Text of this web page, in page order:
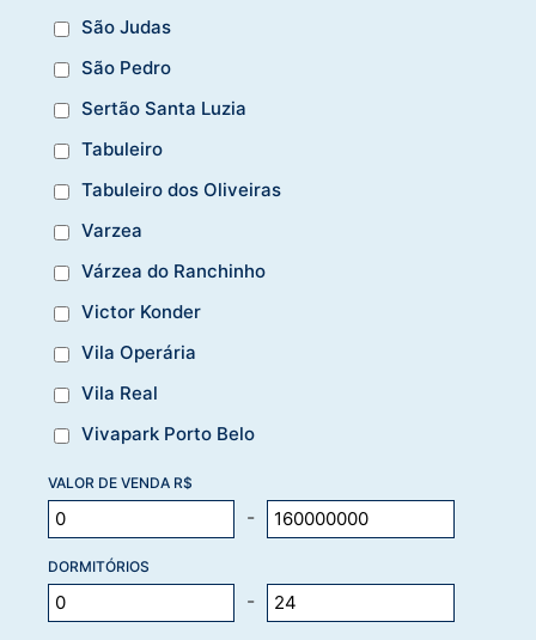
São Judas
São Pedro
Sertão Santa Luzia
Tabuleiro
Tabuleiro dos Oliveiras
Varzea
Várzea do Ranchinho
Victor Konder
Vila Operária
Vila Real
Vivapark Porto Belo
VALOR DE VENDA R$
-
DORMITÓRIOS
-